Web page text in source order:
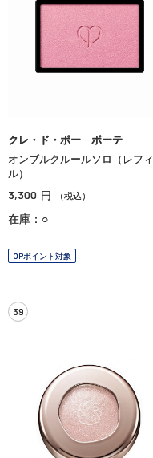
クレ・ド・ポー ボーテ
オンブルクルールソロ（レフィ
ル）
3,300 円 （税込）
在庫：○
OPポイント対象
39